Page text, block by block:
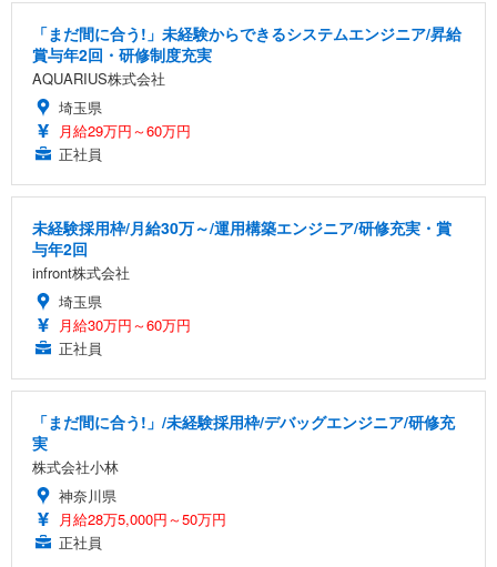
「まだ間に合う!」未経験からできるシステムエンジニア/昇給
賞与年2回・研修制度充実
AQUARIUS株式会社
埼玉県
月給29万円～60万円
正社員
未経験採用枠/月給30万～/運用構築エンジニア/研修充実・賞
与年2回
infront株式会社
埼玉県
月給30万円～60万円
正社員
「まだ間に合う!」/未経験採用枠/デバッグエンジニア/研修充
実
株式会社小林
神奈川県
月給28万5,000円～50万円
正社員